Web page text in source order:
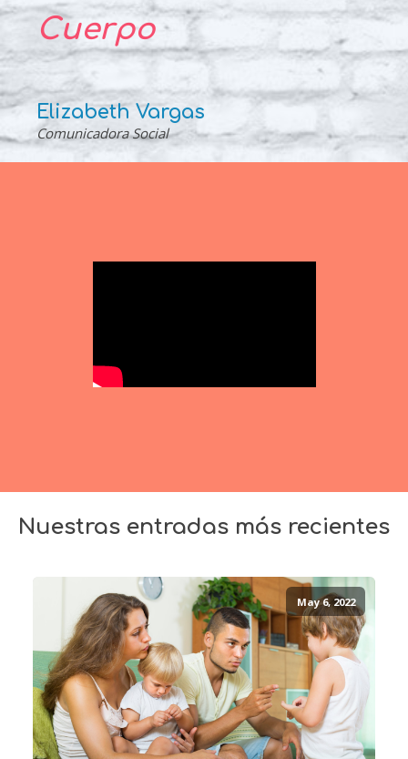
Cuerpo
Elizabeth Vargas
Comunicadora Social
Nuestras entradas más recientes
May 6, 2022